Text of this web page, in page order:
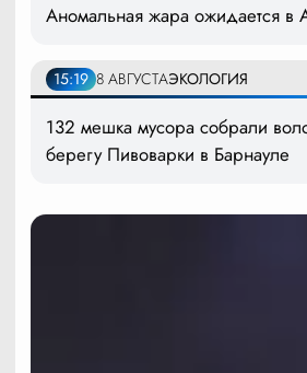
Аномальная жара ожидается в
15:19 8 АВГУСТАЭКОЛОГИЯ
132 мешка мусора собрали
берегу Пивоварки в Барнауле